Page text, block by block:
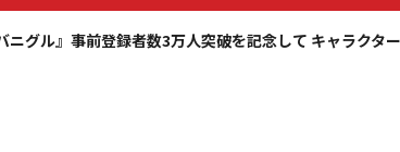
ニグル』事前登録者数3万人突破を記念して キャラクタ